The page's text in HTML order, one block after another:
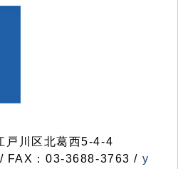
川区北葛西5-4-4
FAX：03-3688-3763 / y